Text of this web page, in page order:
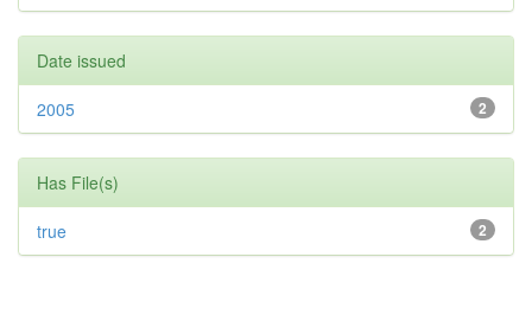
Date issued
2
2005
Has File(s)
2
true